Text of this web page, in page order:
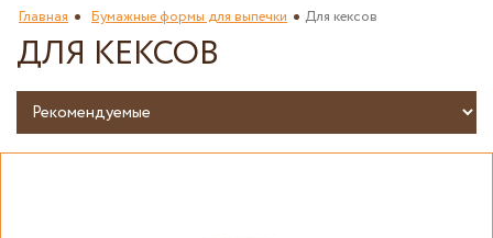
Главная Бумажные формы для выпечки Для кексов
ДЛЯ КЕКСОВ